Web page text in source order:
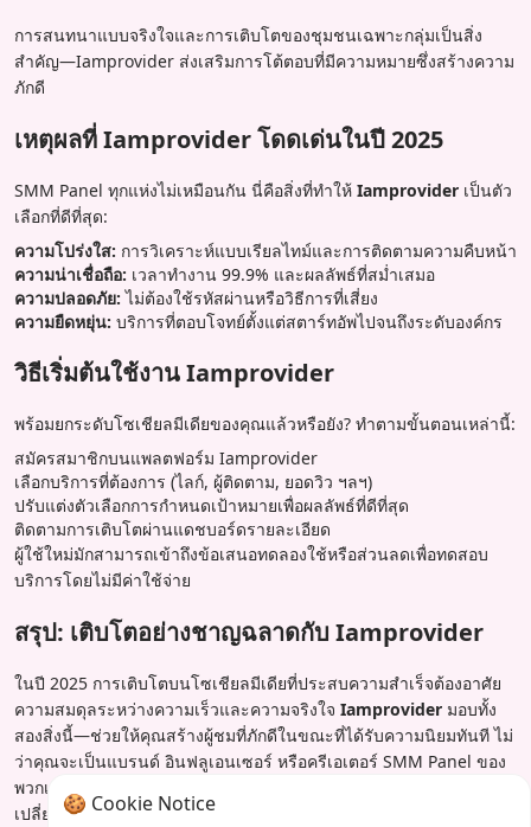
การสนทนาแบบจริงใจและการเติบโตของชุมชนเฉพาะกลุ่มเป็นสิ่ง
สำคัญ—Iamprovider ส่งเสริมการโต้ตอบที่มีความหมายซึ่งสร้างความ
ภักดี
เหตุผลที่ Iamprovider โดดเด่นในปี 2025
SMM Panel ทุกแห่งไม่เหมือนกัน นี่คือสิ่งที่ทำให้ Iamprovider เป็นตัว
เลือกที่ดีที่สุด:
ความโปร่งใส: การวิเคราะห์แบบเรียลไทม์และการติดตามความคืบหน้า
ความน่าเชื่อถือ: เวลาทำงาน 99.9% และผลลัพธ์ที่สม่ำเสมอ
ความปลอดภัย: ไม่ต้องใช้รหัสผ่านหรือวิธีการที่เสี่ยง
ความยืดหยุ่น: บริการที่ตอบโจทย์ตั้งแต่สตาร์ทอัพไปจนถึงระดับองค์กร
วิธีเริ่มต้นใช้งาน Iamprovider
พร้อมยกระดับโซเชียลมีเดียของคุณแล้วหรือยัง? ทำตามขั้นตอนเหล่านี้:
สมัครสมาชิกบนแพลตฟอร์ม Iamprovider
เลือกบริการที่ต้องการ (ไลก์, ผู้ติดตาม, ยอดวิว ฯลฯ)
ปรับแต่งตัวเลือกการกำหนดเป้าหมายเพื่อผลลัพธ์ที่ดีที่สุด
ติดตามการเติบโตผ่านแดชบอร์ดรายละเอียด
ผู้ใช้ใหม่มักสามารถเข้าถึงข้อเสนอทดลองใช้หรือส่วนลดเพื่อทดสอบ
บริการโดยไม่มีค่าใช้จ่าย
สรุป: เติบโตอย่างชาญฉลาดกับ Iamprovider
ในปี 2025 การเติบโตบนโซเชียลมีเดียที่ประสบความสำเร็จต้องอาศัย
ความสมดุลระหว่างความเร็วและความจริงใจ Iamprovider มอบทั้ง
สองสิ่งนี้—ช่วยให้คุณสร้างผู้ชมที่ภักดีในขณะที่ได้รับความนิยมทันที ไม่
ว่าคุณจะเป็นแบรนด์ อินฟลูเอนเซอร์ หรือครีเอเตอร์ SMM Panel ของ
พวกเขามีเครื่องมือที่จะช่วยให้คุณอยู่ข้างหน้าในโลกดิจิทัลที่
เปลี่ยนแปลงตลอดเวลา
🍪 Cookie Notice